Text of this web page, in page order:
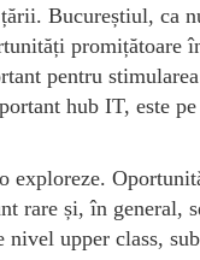
Bucureștiul, ca
promițătoare
pentru
hub IT, este
exploreze.
rare și, în general,
upper class,